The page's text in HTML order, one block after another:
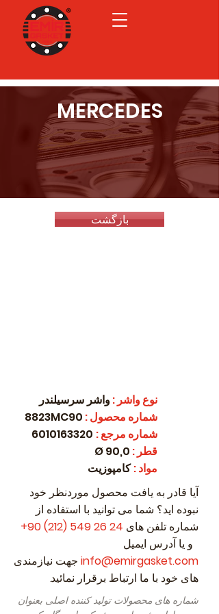
MERCEDES
بازگشت
نوع واشر :واشر سرسیلندر
شماره محصول:
شماره مرجع:
6010163320
قطر :
90,0 Ø
مواد: کامپوزیت
آیا قادر به یافت محصول موردنظر خود
نبوده اید؟ شما می توانید با استفاده از
شماره تلفن های 24 26 549 (212) 90
+
و یا آدرس ایمیل
info@emirgasket.com جهت نیازمندی
های خود با ما ارتباط برقرار نمائید.
شماره های محصولات تولید کننده اصلی بعنوان